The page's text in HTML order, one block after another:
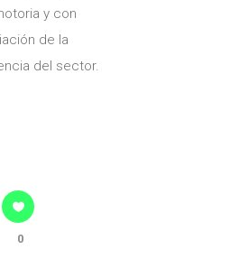
y con
de la
del sector.
0